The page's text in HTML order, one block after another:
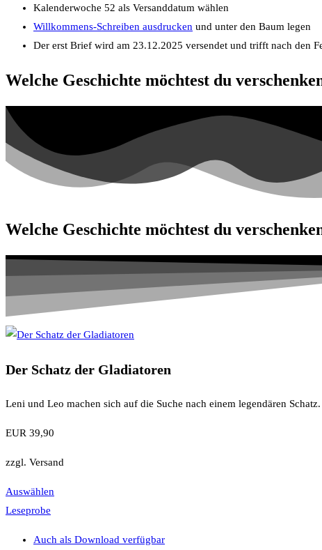
Kalenderwoche 52 als Versanddatum wählen
Willkommens-Schreiben ausdrucken und unter den Baum legen
Der erst Brief wird am 23.12.2025 versendet und trifft nach den
Welche Geschichte möchtest du
Welche Geschichte möchtest du
Der Schatz der Gladiatoren
Leni und Leo machen sich auf die Suche nach einem legendären
EUR 39,90
zzgl. Versand
Auswählen
Leseprobe
Auch als Download verfügbar